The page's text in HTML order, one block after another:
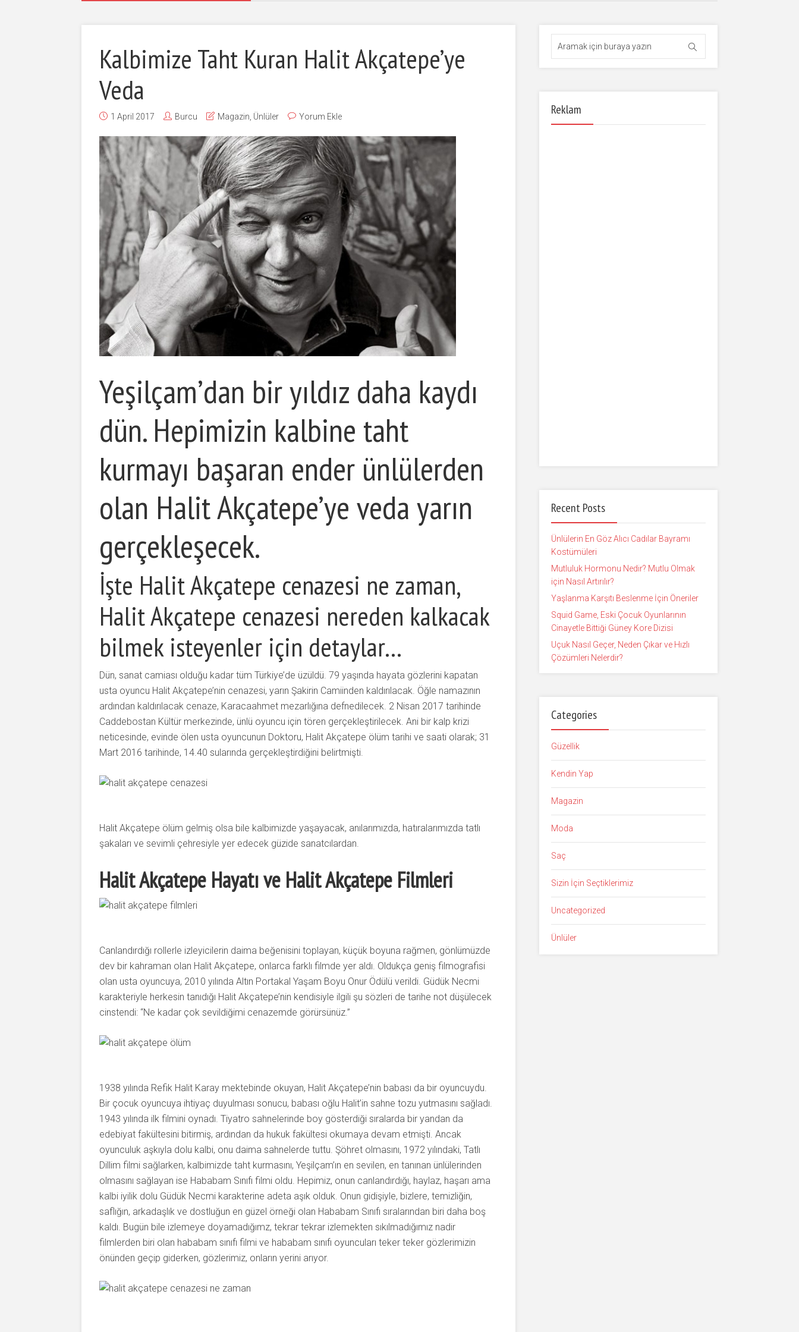
Kalbimize Taht Kuran Halit Akçatepe’ye
Veda
1 April 2017 Burcu Magazin Ünlüler Yorum Ekle
Yeşilçam’dan bir yıldız daha kaydı
dün. Hepimizin kalbine taht
kurmayı başaran ender ünlülerden
olan Halit Akçatepe’ye veda yarın
gerçekleşecek.
İşte Halit Akçatepe cenazesi ne zaman,
Halit Akçatepe cenazesi nereden kalkacak
bilmek isteyenler için detaylar…
Dün, sanat camiası olduğu kadar tüm Türkiye’de üzüldü. 79 yaşında hayata gözlerini kapatan
usta oyuncu Halit Akçatepe’nin cenazesi, yarın Şakirin Camiinden kaldırılacak. Öğle namazının
ardından kaldırılacak cenaze, Karacaahmet mezarlığına defnedilecek. 2 Nisan 2017 tarihinde
Caddebostan Kültür merkezinde, ünlü oyuncu için tören gerçekleştirilecek. Ani bir kalp krizi
neticesinde, evinde ölen usta oyuncunun Doktoru, Halit Akçatepe ölüm tarihi ve saati olarak; 31
Mart 2016 tarihinde, 14.40 sularında gerçekleştirdiğini belirtmişti.
Halit Akçatepe ölüm gelmiş olsa bile kalbimizde yaşayacak, anılarımızda, hatıralarımızda tatlı
şakaları ve sevimli çehresiyle yer edecek güzide sanatcılardan.
Halit Akçatepe Hayatı ve Halit Akçatepe Filmleri
Canlandırdığı rollerle izleyicilerin daima beğenisini toplayan, küçük boyuna rağmen, gönlümüzde
dev bir kahraman olan Halit Akçatepe, onlarca farklı filmde yer aldı. Oldukça geniş filmografisi
olan usta oyuncuya, 2010 yılında Altın Portakal Yaşam Boyu Onur Ödülü verildi. Güdük Necmi
karakteriyle herkesin tanıdığı Halit Akçatepe’nin kendisiyle ilgili şu sözleri de tarihe not düşülecek
cinstendi: “Ne kadar çok sevildiğimi cenazemde görürsünüz.”
1938 yılında Refik Halit Karay mektebinde okuyan, Halit Akçatepe’nin babası da bir oyuncuydu.
Bir çocuk oyuncuya ihtiyaç duyulması sonucu, babası oğlu Halit’in sahne tozu yutmasını sağladı.
1943 yılında ilk filmini oynadı. Tiyatro sahnelerinde boy gösterdiği sıralarda bir yandan da
edebiyat fakültesini bitirmiş, ardından da hukuk fakültesi okumaya devam etmişti. Ancak
oyunculuk aşkıyla dolu kalbi, onu daima sahnelerde tuttu. Şöhret olmasını, 1972 yılındaki, Tatlı
Dillim filmi sağlarken, kalbimizde taht kurmasını, Yeşilçam’ın en sevilen, en tanınan ünlülerinden
olmasını sağlayan ise Hababam Sınıfı filmi oldu. Hepimiz, onun canlandırdığı, haylaz, haşarı ama
kalbi iyilik dolu Güdük Necmi karakterine adeta aşık olduk. Onun gidişiyle, bizlere, temizliğin,
saflığın, arkadaşlık ve dostluğun en güzel örneği olan Hababam Sınıfı sıralarından biri daha boş
kaldı. Bugün bile izlemeye doyamadığımz, tekrar tekrar izlemekten sıkılmadığımız nadir
filmlerden biri olan hababam sınıfı filmi ve hababam sınıfı oyuncuları teker teker gözlerimizin
önünden geçip giderken, gözlerimiz, onların yerini arıyor.
Reklam
Recent Posts
Ünlülerin En Göz Alıcı Cadılar Bayramı
Kostümüleri
Mutluluk Hormonu Nedir? Mutlu Olmak
için Nasıl Artırılır?
Yaşlanma Karşıtı Beslenme İçin Öneriler
Squid Game, Eski Çocuk Oyunlarının
Cinayetle Bittiği Güney Kore Dizisi
Uçuk Nasıl Geçer, Neden Çıkar ve Hızlı
Çözümleri Nelerdir?
Categories
Güzellik
Kendin Yap
Magazin
Moda
Saç
Sizin İçin Seçtiklerimiz
Uncategorized
Ünlüler